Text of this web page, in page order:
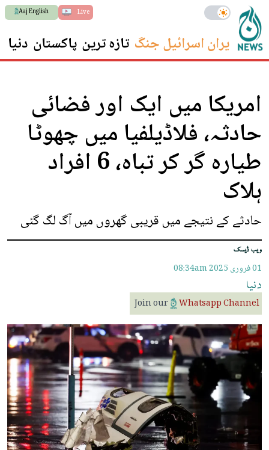
Live
Aaj English
ایران اسرائیل جنگ تازہ ترین پاکستان دنیا
امریکا میں ایک اور فضائی
حادثہ، فلاڈیلفیا میں چھوٹا
طیارہ گر کر تباہ، 6 افراد
ہلاک
حادثے کے نتیجے میں قریبی گھروں میں آگ لگ گئی
ویب ڈیسک
01 فروری 2025 08:34am
دنیا
Join our Whatsapp Channel